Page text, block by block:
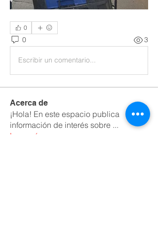
0
0 3
Escribir un comentario...
Acerca de
¡Hola! En este espacio publica
información de interés sobre ...
Leer más